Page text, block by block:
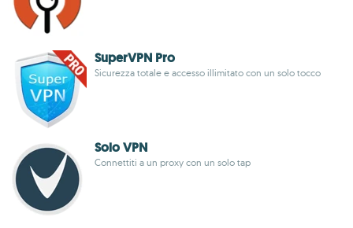
SuperVPN Pro
Sicurezza totale e accesso illimitato con un solo tocco
Solo VPN
Connettiti a un proxy con un solo tap